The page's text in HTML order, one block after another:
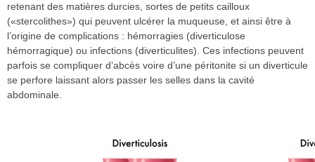
retenant des matières durcies, sortes de petits cailloux
(«stercolithes») qui peuvent ulcérer la muqueuse, et ainsi être à
l’origine de complications : hémorragies (diverticulose
hémorragique) ou infections (diverticulites). Ces infections peuvent
parfois se compliquer d’abcès voire d’une péritonite si un diverticule
se perfore laissant alors passer les selles dans la cavité
abdominale.